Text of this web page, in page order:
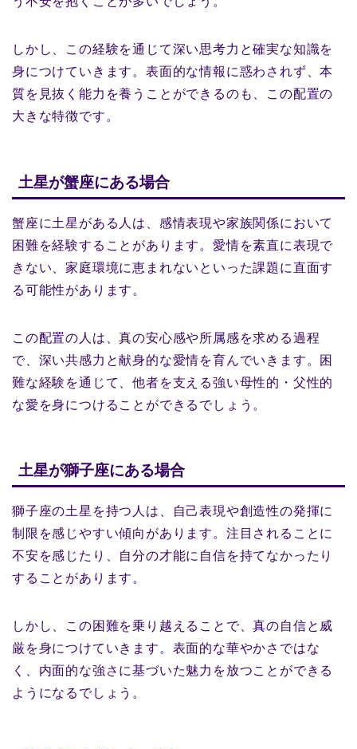
しかし、この経験を通じて深い思考力と確実な知識を
身につけていきます。表面的な情報に惑わされず、本
質を見抜く能力を養うことができるのも、この配置の
大きな特徴です。
土星が蟹座にある場合
蟹座に土星がある人は、感情表現や家族関係において
困難を経験することがあります。愛情を素直に表現で
きない、家庭環境に恵まれないといった課題に直面す
る可能性があります。
この配置の人は、真の安心感や所属感を求める過程
で、深い共感力と献身的な愛情を育んでいきます。困
難な経験を通じて、他者を支える強い母性的・父性的
な愛を身につけることができるでしょう。
土星が獅子座にある場合
獅子座の土星を持つ人は、自己表現や創造性の発揮に
制限を感じやすい傾向があります。注目されることに
不安を感じたり、自分の才能に自信を持てなかったり
することがあります。
しかし、この困難を乗り越えることで、真の自信と威
厳を身につけていきます。表面的な華やかさではな
く、内面的な強さに基づいた魅力を放つことができる
ようになるでしょう。